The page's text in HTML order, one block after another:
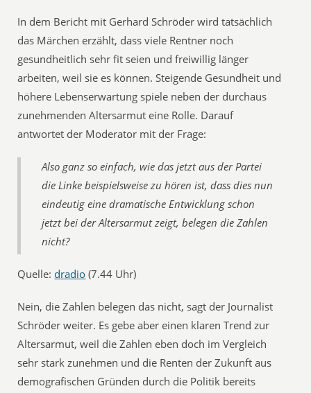
In dem Bericht mit Gerhard Schröder wird tatsächlich
das Märchen erzählt, dass viele Rentner noch
gesundheitlich sehr fit seien und freiwillig länger
arbeiten, weil sie es können. Steigende Gesundheit und
höhere Lebenserwartung spiele neben der durchaus
zunehmenden Altersarmut eine Rolle. Darauf
antwortet der Moderator mit der Frage:
Also ganz so einfach, wie das jetzt aus der Partei
die Linke beispielsweise zu hören ist, dass dies nun
eindeutig eine dramatische Entwicklung schon
jetzt bei der Altersarmut zeigt, belegen die Zahlen
nicht?
Quelle: dradio (7.44 Uhr)
Nein, die Zahlen belegen das nicht, sagt der Journalist
Schröder weiter. Es gebe aber einen klaren Trend zur
Altersarmut, weil die Zahlen eben doch im Vergleich
sehr stark zunehmen und die Renten der Zukunft aus
demografischen Gründen durch die Politik bereits